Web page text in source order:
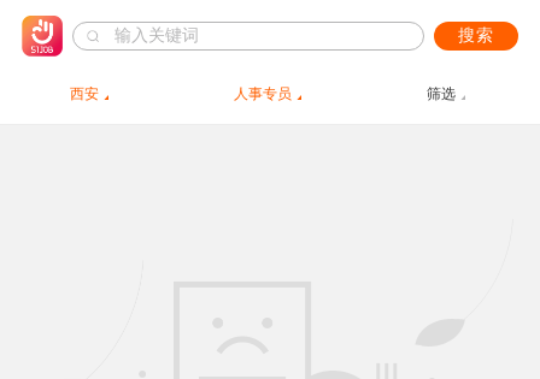
搜索
西安 人事专员 筛选